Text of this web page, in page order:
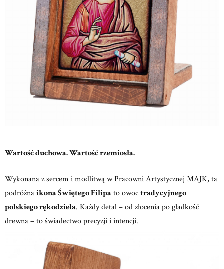
Wartość duchowa. Wartość rzemiosła.
Wykonana z sercem i modlitwą w Pracowni Artystycznej MAJK, ta
podróżnaikona Świętego Filipa to owoc tradycyjnego
polskiego rękodzieła. Każdy detal – od złocenia po gładkość
drewna – to świadectwo precyzji i intencji.